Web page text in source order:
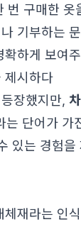
번 구매한
기부하는
하게 보여
제시하다
장했지만,
단어가 가
있는 경험을
재라는 인